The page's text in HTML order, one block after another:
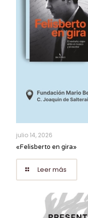
julio 14, 2026
«Felisberto en gira»
Leer más